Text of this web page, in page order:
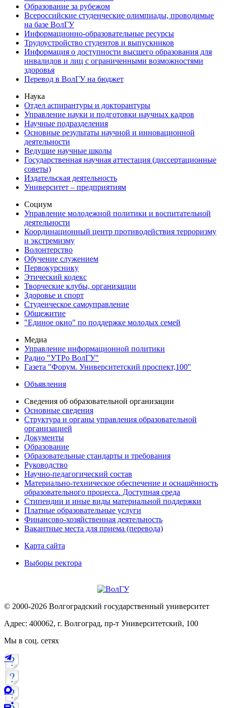
Образование за рубежом
Всероссийские студенческие олимпиады, проводимые
на базе ВолГУ
Информационно-образовательные ресурсы
Трудоустройство студентов и выпускников
Информация о доступности высшего образования для
инвалидов и лиц с ограниченными возможностями
здоровья
Перевод в ВолГУ на бюджет
Наука
Отдел аспирантуры и докторантуры
Управление науки и подготовки научных кадров
Научные подразделения
Основные результаты научной и инновационной
деятельности
Ведущие научные школы
Государственная научная аттестация (диссертационные
советы)
Издательская деятельность
Университет – предприятиям
Социум
Управление молодежной политики и воспитательной
деятельности
Координационный центр противодействия терроризму
и экстремизму
Волонтерство
Обучение служением
Первокурснику
Этический кодекс
Творческие клубы, организации
Здоровье и спорт
Студенческое самоуправление
Общежитие
"Единое окно" по поддержке молодых семей
Медиа
Управление информационной политики
Радио "УТРо ВолГУ"
Газета "Форум. Университетский проспект,100"
Объявления
Сведения об образовательной организации
Основные сведения
Структура и органы управления образовательной
организацией
Документы
Образование
Образовательные стандарты и требования
Руководство
Научно-педагогический состав
Материально-техническое обеспечение и оснащённость
образовательного процесса. Доступная среда
Стипендии и иные виды материальной поддержки
Платные образовательные услуги
Финансово-хозяйственная деятельность
Вакантные места для приема (перевода)
Карта сайта
Выборы ректора
© 2000-2026 Волгоградский государственный университет
Адрес: 400062, г. Волгоград, пр-т Университетский, 100
Мы в соц. сетях